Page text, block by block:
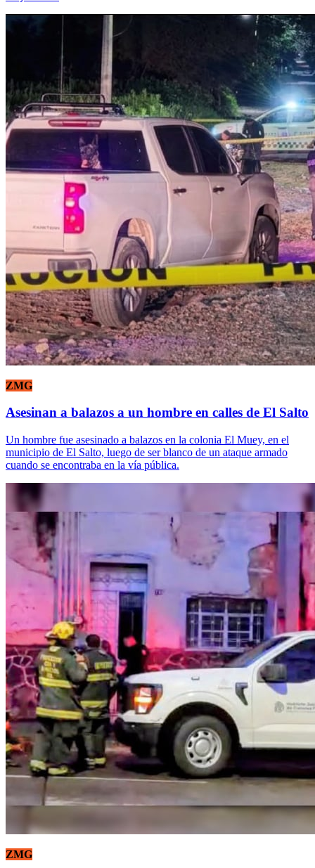
ZMG
Asesinan a balazos a un hombre en calles de El Salto
Un hombre fue asesinado a balazos en la colonia El Muey, en el
municipio de El Salto, luego de ser blanco de un ataque armado
cuando se encontraba en la vía pública.
ZMG